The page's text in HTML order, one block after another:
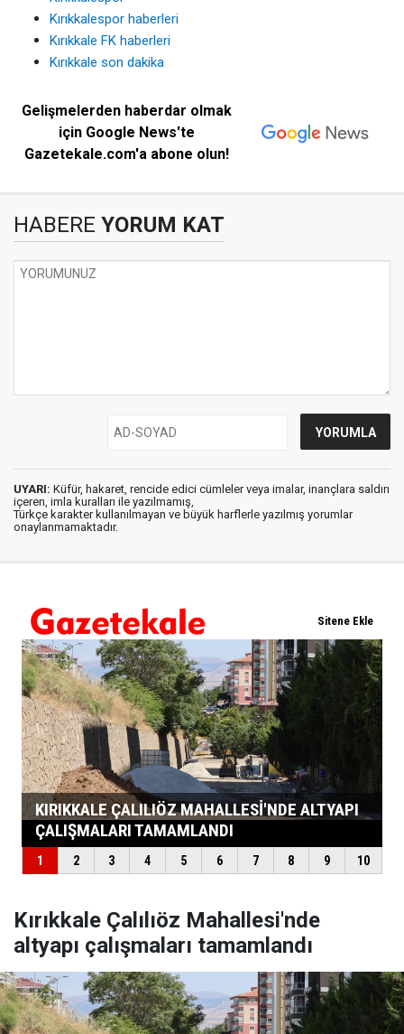
Kırıkkalespor haberleri
Kırıkkale FK haberleri
Kırıkkale son dakika
Gelişmelerden haberdar olmak
için Google News'te
Gazetekale.com'a abone olun!
HABERE YORUM KAT
UYARI: Küfür, hakaret, rencide edici cümleler veya imalar, inançlara saldırı
içeren, imla kuralları ile yazılmamış,
Türkçe karakter kullanılmayan ve büyük harflerle yazılmış yorumlar
onaylanmamaktadır.
Kırıkkale Çalılıöz Mahallesi'nde
altyapı çalışmaları tamamlandı